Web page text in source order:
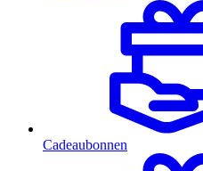
Cadeaubonnen